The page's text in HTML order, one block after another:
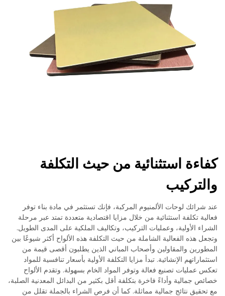
كفاءة استثنائية من حيث التكلفة
والتركيب
عند شرائك لوحات الألمنيوم المركبة، فإنك تستثمر في مادة بناء توفر
فعالية تكلفة استثنائية من خلال مزايا اقتصادية متعددة تمتد عبر مرحلة
الشراء الأولية، وعمليات التركيب، وتكاليف الملكية على المدى الطويل.
وتجعل هذه الفعالية الشاملة من حيث التكلفة هذه الألواح أكثر شيوعًا بين
المطورين والمقاولين وأصحاب المباني الذين يطلبون أقصى قيمة من
استثماراتهم الإنشائية. تبدأ مزايا التكلفة الأولية بأسعار تنافسية للمواد
تعكس عمليات تصنيع فعالة وتوفر المواد الخام بسهولة. وتقدم الألواح
خصائص جمالية وأداءً فاخرة بتكلفة أقل بكثير من البدائل المعدنية الصلبة،
مع تحقيق نتائج جمالية مماثلة. كما أن فرص الشراء بالجملة تقلل من